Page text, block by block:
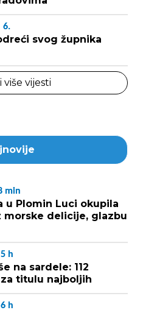
6.
svog župnika
više vijesti
min
u Plomin Luci okupila
delicije, glazbu
5 h
na sardele: 112
titulu najboljih
6 h